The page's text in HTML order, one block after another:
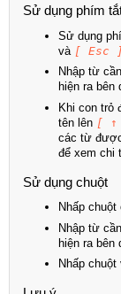
Sử dụng phím
Sử dụng
và [ Esc ]
Nhập từ
hiện ra bên
Khi con trỏ
tên lên [
các từ
để xem chi
Sử dụng chuột
Nhấp
Nhập từ
hiện ra bên
Nhấp